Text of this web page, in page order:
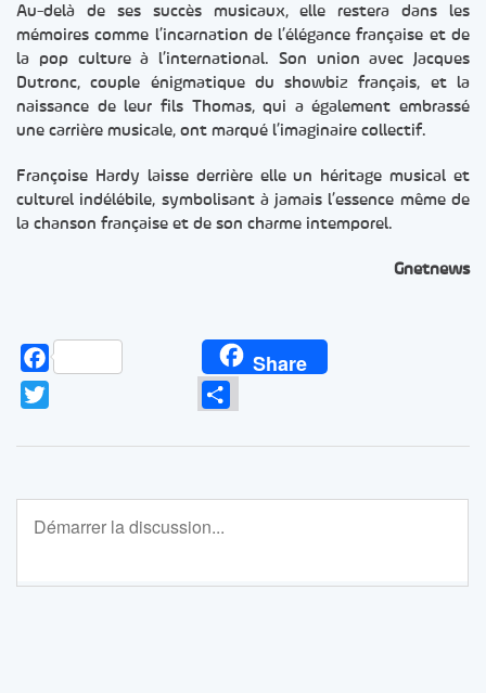
Au-delà de ses succès musicaux, elle restera dans les
mémoires comme l’incarnation de l’élégance française et de
la pop culture à l’international. Son union avec Jacques
Dutronc, couple énigmatique du showbiz français, et la
naissance de leur fils Thomas, qui a également embrassé
une carrière musicale, ont marqué l’imaginaire collectif.
Françoise Hardy laisse derrière elle un héritage musical et
culturel indélébile, symbolisant à jamais l’essence même de
la chanson française et de son charme intemporel.
Gnetnews
Facebook Share
Partager